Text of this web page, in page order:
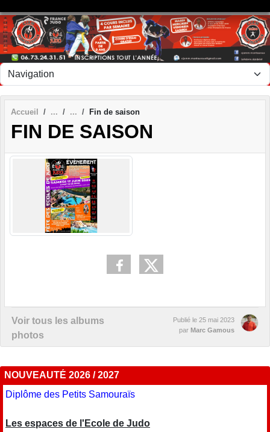
Accueil Fin de saison
FIN DE SAISON
Voir tous les albums
photos
Publié le 25 mai 2023
par Marc Gamous
NOUVEAUTÉ 2026 / 2027
Diplôme des Petits Samouraïs
Les espaces de l'Ecole de Judo